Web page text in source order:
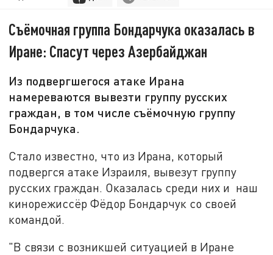
Съёмочная группа Бондарчука оказалась в
Иране: Спасут через Азербайджан
Из подвергшегося атаке Ирана
намереваются вывезти группу русских
граждан, в том числе съёмочную группу
Бондарчука.
Стало известно, что из Ирана, который
подвергся атаке Израиля, вывезут группу
русских граждан. Оказалась среди них и наш
кинорежиссёр Фёдор Бондарчук со своей
командой.
"В связи с возникшей ситуацией в Иране